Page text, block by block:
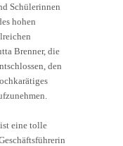
Schülerinnen
hohen
Brenner, die
den
eine tolle